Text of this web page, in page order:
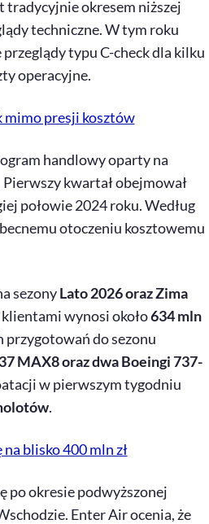
tradycyjnie okresem niższej
techniczne. W tym roku
przeglądy typuC-checkdla kilku
operacyjne.
mimo presji kosztów
handlowy oparty na
kwartał obejmował
połowie 2024 roku. Według
otoczeniu kosztowemu
sezonyLato 2026 oraz Zima
wynosi około634 mln
przygotowań do sezonu
MAX8 oraz dwaBoeingi737-
w pierwszym tygodniu
.
blisko 400 mln zł
po okresie podwyższonej
Enter Air ocenia, że